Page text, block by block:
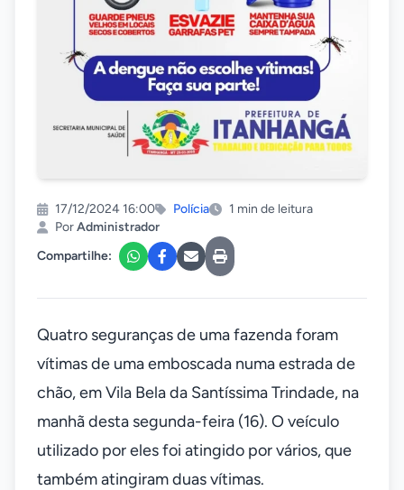
17/12/2024 16:00 Polícia
1 min de leitura
PorAdministrador
Compartilhe:
Quatro seguranças de uma fazenda foram
vítimas de uma emboscada numa estrada de
chão, em Vila Bela da Santíssima Trindade, na
manhã desta segunda-feira (16). O veículo
utilizado por eles foi atingido por vários, que
também atingiram duas vítimas.